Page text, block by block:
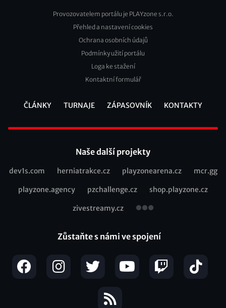
Footer
Provozovatelem portálu je PLAYzone s.r.o.
Přehled a nastavení cookies
Ochrana osobních údajů
Podmínky užití portálu
Loga ke stažení
Kontaktní formulář
ČLÁNKY TURNAJE ZÁPASOVNÍK KONTAKTY
Naše další projekty
Recommended
dev1s.com herniatrakce.cz playzonearena.cz mcr.gg
playzone.agency pzchallenge.cz shop.playzone.cz
zivestreamy.cz
Zůstaňte s námi ve spojení